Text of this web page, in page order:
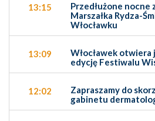
13:15
Przedłużone nocne
Marszałka Rydza-
Włocławku
13:09
Włocławek otwiera
edycję Festiwalu
12:02
Zapraszamy do
gabinetu